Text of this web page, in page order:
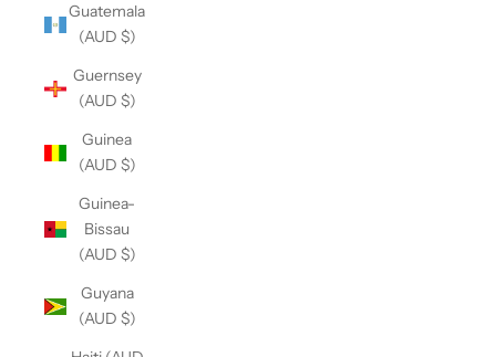
Guatemala
(AUD $)
Guernsey
(AUD $)
Guinea
(AUD $)
Guinea-
Bissau
(AUD $)
Guyana
(AUD $)